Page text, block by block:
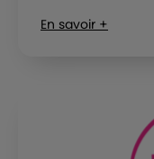
En savoir +